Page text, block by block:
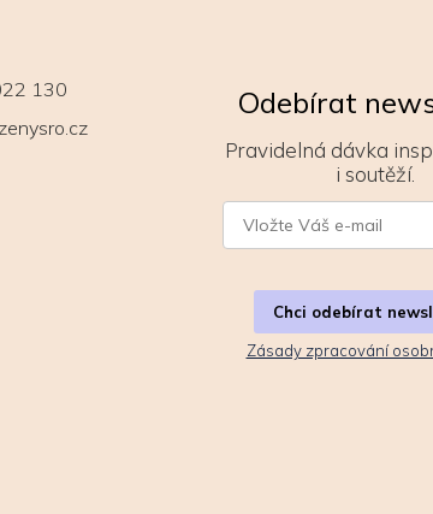
130
Odebírat
Pravidelná dávka
i soutěží.
Chci odebírat
Zásady zpracování